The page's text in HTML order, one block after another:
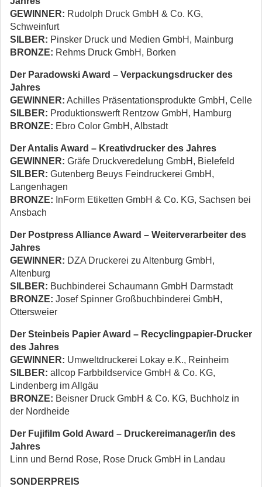
GEWINNER: Rudolph Druck GmbH & Co. KG,
Schweinfurt
SILBER: Pinsker Druck und Medien GmbH, Mainburg
BRONZE: Rehms Druck GmbH, Borken
Der Paradowski Award – Verpackungs­drucker des
Jahres
GEWINNER: Achilles Präsentationsprodukte GmbH, Celle
SILBER: Produktionswerft Rentzow GmbH, Hamburg
BRONZE: Ebro Color GmbH, Albstadt
Der Antalis Award – Kreativdrucker des Jahres
GEWINNER: Gräfe Druckveredelung GmbH, Bielefeld
SILBER: Gutenberg Beuys Feindruckerei GmbH,
Langenhagen
BRONZE: InForm Etiketten GmbH & Co. KG, Sachsen bei
Ansbach
Der Postpress Alliance Award – Weiterverarbeiter des
Jahres
GEWINNER: DZA Druckerei zu Altenburg GmbH,
Altenburg
SILBER: Buchbinderei Schaumann GmbH Darmstadt
BRONZE: Josef Spinner Großbuchbinderei GmbH,
Ottersweier
Der Steinbeis Papier Award – Recyclingpapier­-Drucker
des Jahres
GEWINNER: Umweltdruckerei Lokay e.K., Reinheim
SILBER: allcop Farbbildservice GmbH & Co. KG,
Lindenberg im Allgäu
BRONZE: Beisner Druck GmbH & Co. KG, Buchholz in
der Nordheide
Der Fujifilm Gold Award – Druckereimanager/in des
Jahres
Linn und Bernd Rose, Rose Druck GmbH in Landau
SONDERPREIS